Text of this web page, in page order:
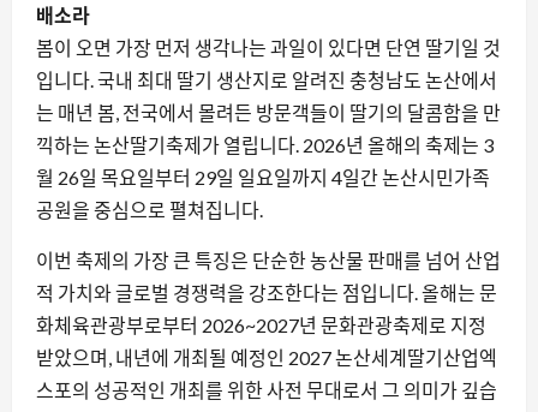
배소라
봄이 오면 가장 먼저 생각나는 과일이 있다면 단연 딸기일 것
입니다. 국내 최대 딸기 생산지로 알려진 충청남도 논산에서
는 매년 봄, 전국에서 몰려든 방문객들이 딸기의 달콤함을 만
끽하는 논산딸기축제가 열립니다. 2026년 올해의 축제는 3
월 26일 목요일부터 29일 일요일까지 4일간 논산시민가족
공원을 중심으로 펼쳐집니다.
이번 축제의 가장 큰 특징은 단순한 농산물 판매를 넘어 산업
적 가치와 글로벌 경쟁력을 강조한다는 점입니다. 올해는 문
화체육관광부로부터 2026~2027년 문화관광축제로 지정
받았으며, 내년에 개최될 예정인 2027 논산세계딸기산업엑
스포의 성공적인 개최를 위한 사전 무대로서 그 의미가 깊습